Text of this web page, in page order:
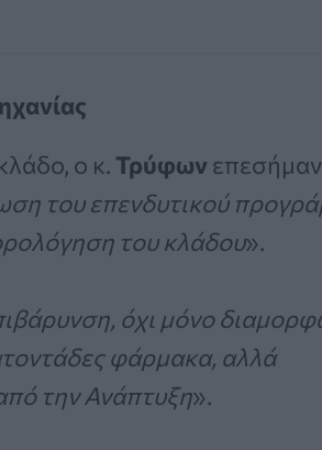
ο κ. Τρύφων
του επενδυτικού
του κλάδου».
όχι μόνο
φάρμακα, αλλά
την Ανάπτυξη».